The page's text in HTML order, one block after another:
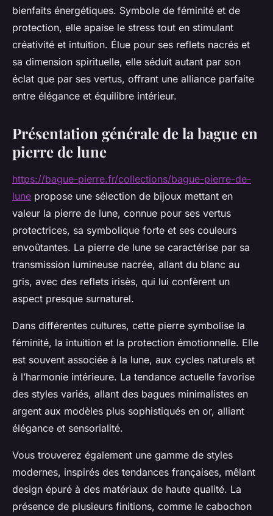
bienfaits énergétiques. Symbole de féminité et de
protection, elle apaise le stress tout en stimulant
créativité et intuition. Élue pour ses reflets nacrés et
sa dimension spirituelle, elle séduit autant par son
éclat que par ses vertus, offrant une alliance parfaite
entre élégance et équilibre intérieur.
Présentation générale de la bague en
pierre de lune
https://bague-pierre.fr/collections/bague-pierre-de-
lune propose une sélection de bijoux mettant en
valeur la pierre de lune, connue pour ses vertus
protectrices, sa symbolique forte et ses couleurs
envoûtantes. La pierre de lune se caractérise par sa
transmission lumineuse nacrée, allant du blanc au
gris, avec des reflets irisès, qui lui confèrent un
aspect presque surnaturel.
Dans différentes cultures, cette pierre symbolise la
féminité, la intuition et la protection émotionnelle. Elle
est souvent associée à la lune, aux cycles naturels et
à l’harmonie intérieure. La tendance actuelle favorise
des styles variés, allant des bagues minimalistes en
argent aux modèles plus sophistiqués en or, alliant
élégance et sensorialité.
Vous trouverez également une gamme de styles
modernes, inspirés des tendances françaises, mêlant
design épuré à des matériaux de haute qualité. La
présence de plusieurs finitions, comme le cabochon